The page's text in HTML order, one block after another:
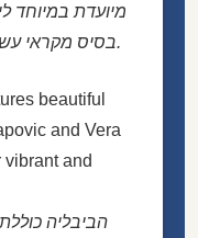
מיועדת במיוחד
בסיס מקראי עשיר ורלוונטי מבחינה תרבותית.
beautiful
and Vera
vibrant and
הביבליה